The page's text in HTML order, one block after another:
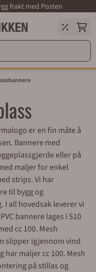
frakt med Posten
er en fin måte å
Bannere med
eller på
maljer for enkel
strips. Vi har
til bygg og
all hovedsak leverer vi
bannere lages i 510
cc 100. Mesh
slipper igjennom vind
har maljer cc 100. Mesh
på stillas og